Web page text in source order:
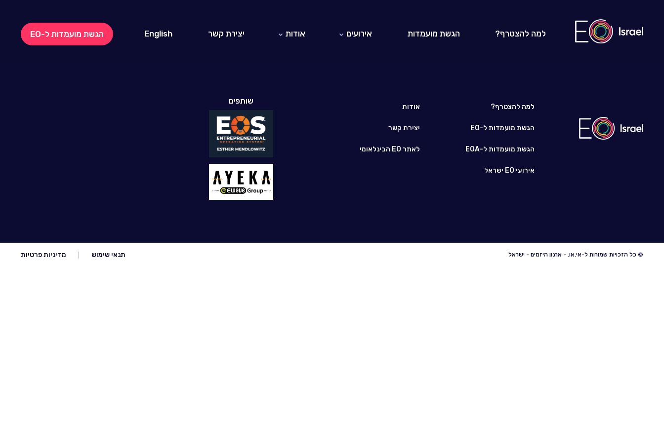
למה להצטרף? הגשת מועמדות
אירועים
אודות
יצירת קשר English הגשת מועמדות ל-EO
למה להצטרף?
הגשת מועמדות ל-EO
הגשת מועמדות ל-EOA
אירועי EO ישראל
אודות
יצירת קשר
לאתר EO הבינלאומי
שותפים
© כל הזכויות שמורות ל-אי.או. - ארגון היזמים - ישראל תנאי שימוש מדיניות פרטיות